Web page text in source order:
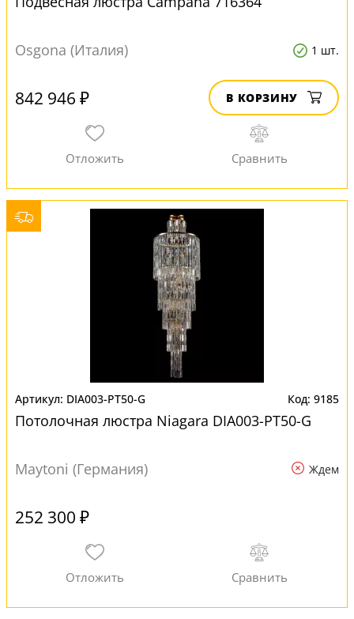
Osgona (Италия) 1 шт.
842 946 ₽ В КОРЗИНУ
DIA003-PT50-G 9185
Потолочная люстра Niagara DIA003-PT50-G
Maytoni (Германия) Ждем
252 300 ₽